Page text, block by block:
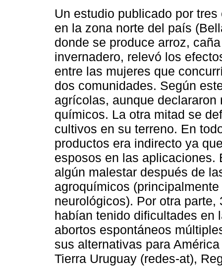
Un estudio publicado por
en la zona norte del país
donde se produce arroz,
invernadero, relevó los
entre las mujeres que
dos comunidades. Según
agrícolas, aunque
químicos. La otra mitad se
cultivos en su terreno. En
productos era indirecto ya
esposos en las aplicaciones.
algún malestar después de
agroquímicos
neurológicos). Por otra
habían tenido dificultades en
abortos espontáneos
sus alternativas para
Tierra Uruguay (redes-at),